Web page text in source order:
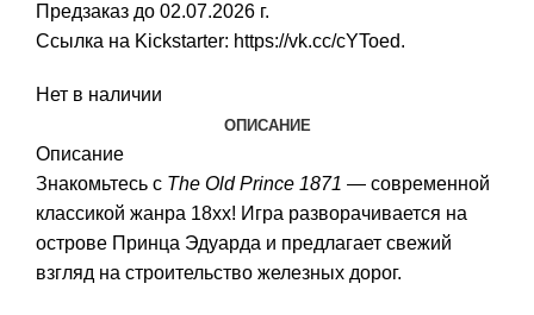
Предзаказ до 02.07.2026 г.
Ссылка на Kickstarter: https://vk.cc/cYToed.
Нет в наличии
ОПИСАНИЕ
Описание
Знакомьтесь с The OldPrince 1871 — современной
классикой жанра 18xx! Игра разворачивается на
острове Принца Эдуарда и предлагает свежий
взгляд на строительство железных дорог.